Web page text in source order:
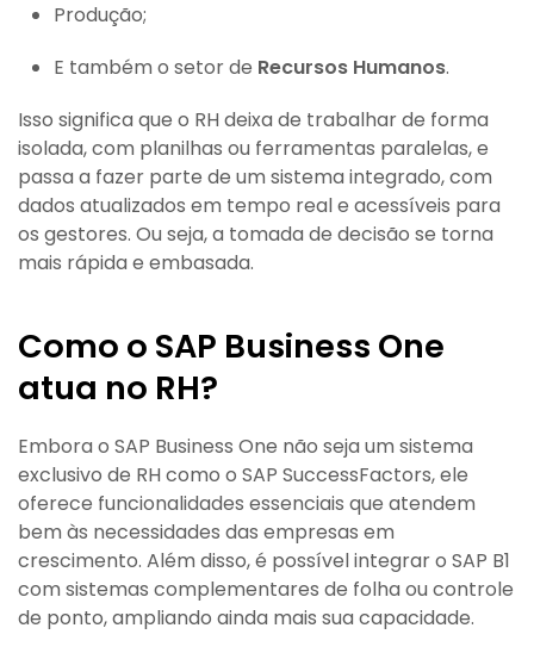
Produção;
E também o setor de Recursos Humanos.
Isso significa que o RH deixa de trabalhar de forma
isolada, com planilhas ou ferramentas paralelas, e
passa a fazer parte de um sistema integrado, com
dados atualizados em tempo real e acessíveis para
os gestores. Ou seja, a tomada de decisão se torna
mais rápida e embasada.
Como o SAP Business One
atua no RH?
Embora o SAP Business One não seja um sistema
exclusivo de RH como o SAP SuccessFactors, ele
oferece funcionalidades essenciais que atendem
bem às necessidades das empresas em
crescimento. Além disso, é possível integrar o SAP B1
com sistemas complementares de folha ou controle
de ponto, ampliando ainda mais sua capacidade.